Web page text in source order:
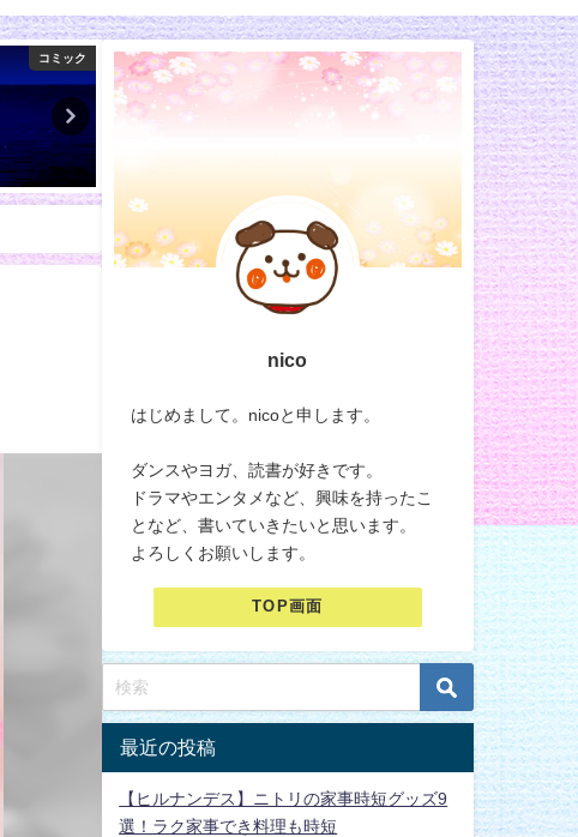
ランキング ランキング めざま
nico
はじめまして。nicoと申します。
ダンスやヨガ、読書が好きです。
ドラマやエンタメなど、興味を持ったこ
となど、書いていきたいと思います。
よろしくお願いします。
TOP画面
最近の投稿
【ヒルナンデス】ニトリの家事時短グッズ9
選！ラク家事でき料理も時短